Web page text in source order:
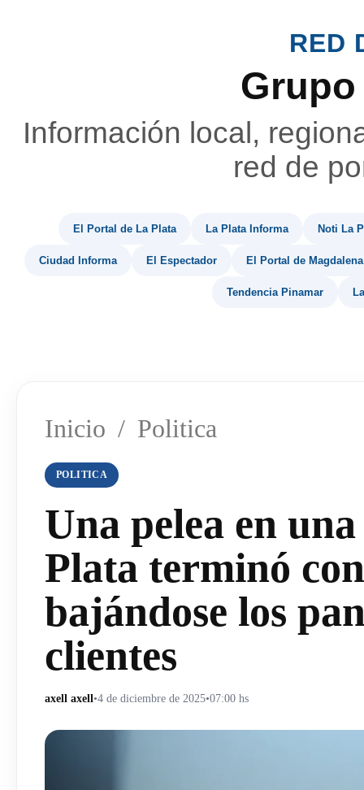
RED
Información local,
red de
El Portal de La Plata La Plata Informa Noti La
Ciudad Informa El Espectador El Portal de Magdalena
Tendencia Pinamar
Inicio / Politica
POLITICA
Una pelea en
Plata terminó
bajándose los
clientes
axell axell•4 de diciembre de 2025•07:00 hs